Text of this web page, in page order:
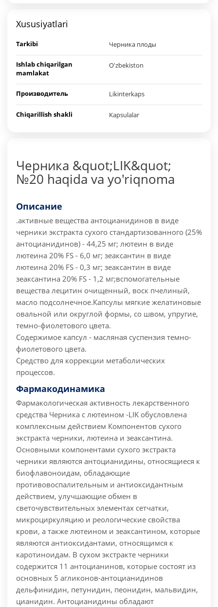
Xususiyatlari
Tarkibi Черника плоды
Ishlab chiqarilgan
mamlakat
O'zbekiston
Производитель Likinterkaps
Chiqarillish shakli Kapsulalar
Черника &quot;LIK&quot;
№20 haqida va yo'riqnoma
Описание
.активные вещества антоцианидинов в виде
черники экстракта сухого стандартизованного (25%
антоцианидинов) - 44,25 мг; лютеин в виде
лютеина 20% FS - 6,0 мг; зеаксантин в виде
лютеина 20% FS - 0,3 мг; зеаксантин в виде
зеаксантина 20% FS - 1,2 мг;вспомогательные
вещества лецитин очищенный, воск пчелиный,
масло подсолнечное.Капсулы мягкие желатиновые
овальной или округлой формы, со швом, упругие,
темно-фиолетового цвета.
Содержимое капсул - масляная суспензия темно-
фиолетового цвета.
Средство для коррекции метаболических
процессов.
Фармакодинамика
Фармакологическая активность лекарственного
средства Черника с лютеином -LIK обусловлена
комплексным действием Компонентов сухого
экстракта черники, лютеина и зеаксантина.
Основными компонентами сухого экстракта
черники являются антоцианидины, относящиеся к
биофлавоноидам, обладающие
противовоспалительным и антиоксидантным
действием, улучшающие обмен в
светочувствительных элементах сетчатки,
микроциркуляцию и реологические свойства
крови, а также лютеином и зеаксантином, которые
являются антиоксидантами, относящимся к
каротиноидам. В сухом экстракте черники
содержится 11 антоцианинов, которые состоят из
основных 5 агликонов-антоцианидинов
дельфинидин, петунидин, пеонидин, мальвидин,
цианидин. Антоцианидины обладают